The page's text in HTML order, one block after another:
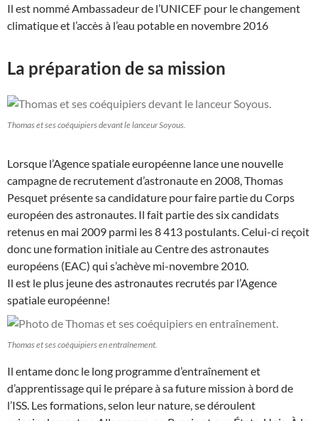
Il est nommé Ambassadeur de l’UNICEF pour le changement
climatique et l’accès à l’eau potable en novembre 2016
La préparation de sa mission
Thomas et ses coéquipiers devant le lanceur Soyous.
Lorsque l’Agence spatiale européenne lance une nouvelle
campagne de recrutement d’astronaute en 2008, Thomas
Pesquet présente sa candidature pour faire partie du Corps
européen des astronautes. Il fait partie des six candidats
retenus en mai 2009 parmi les 8 413 postulants. Celui-ci reçoit
donc une formation initiale au Centre des astronautes
européens (EAC) qui s’achève mi-novembre 2010.
Il est le plus jeune des astronautes recrutés par l’Agence
spatiale européenne!
Thomas et ses coéquipiers en entraînement.
Il entame donc le long programme d’entraînement et
d’apprentissage qui le prépare à sa future mission à bord de
l’ISS. Les formations, selon leur nature, se déroulent